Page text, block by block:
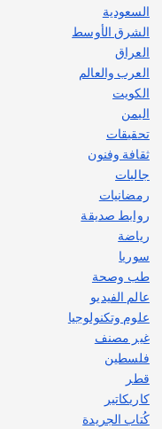
السعودية
الشرق الأوسط
العراق
العرب والعالم
الكويت
اليمن
تحقيقات
ثقافة وفنون
جاليات
رمضانيات
روابط صديقة
رياضة
سوريا
طب وصحة
عالم الفيديو
علوم وتكنولوجيا
غير مصنف
فلسطين
قطر
كاريكاتير
كُتاب الجريدة